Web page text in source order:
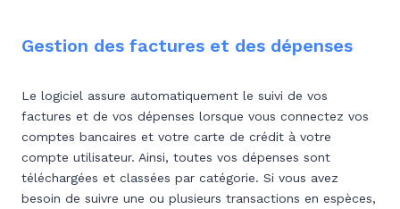
Gestion des factures et des dépenses
Le logiciel assure automatiquement le suivi de vos
factures et de vos dépenses lorsque vous connectez vos
comptes bancaires et votre carte de crédit à votre
compte utilisateur. Ainsi, toutes vos dépenses sont
téléchargées et classées par catégorie. Si vous avez
besoin de suivre une ou plusieurs transactions en espèces,